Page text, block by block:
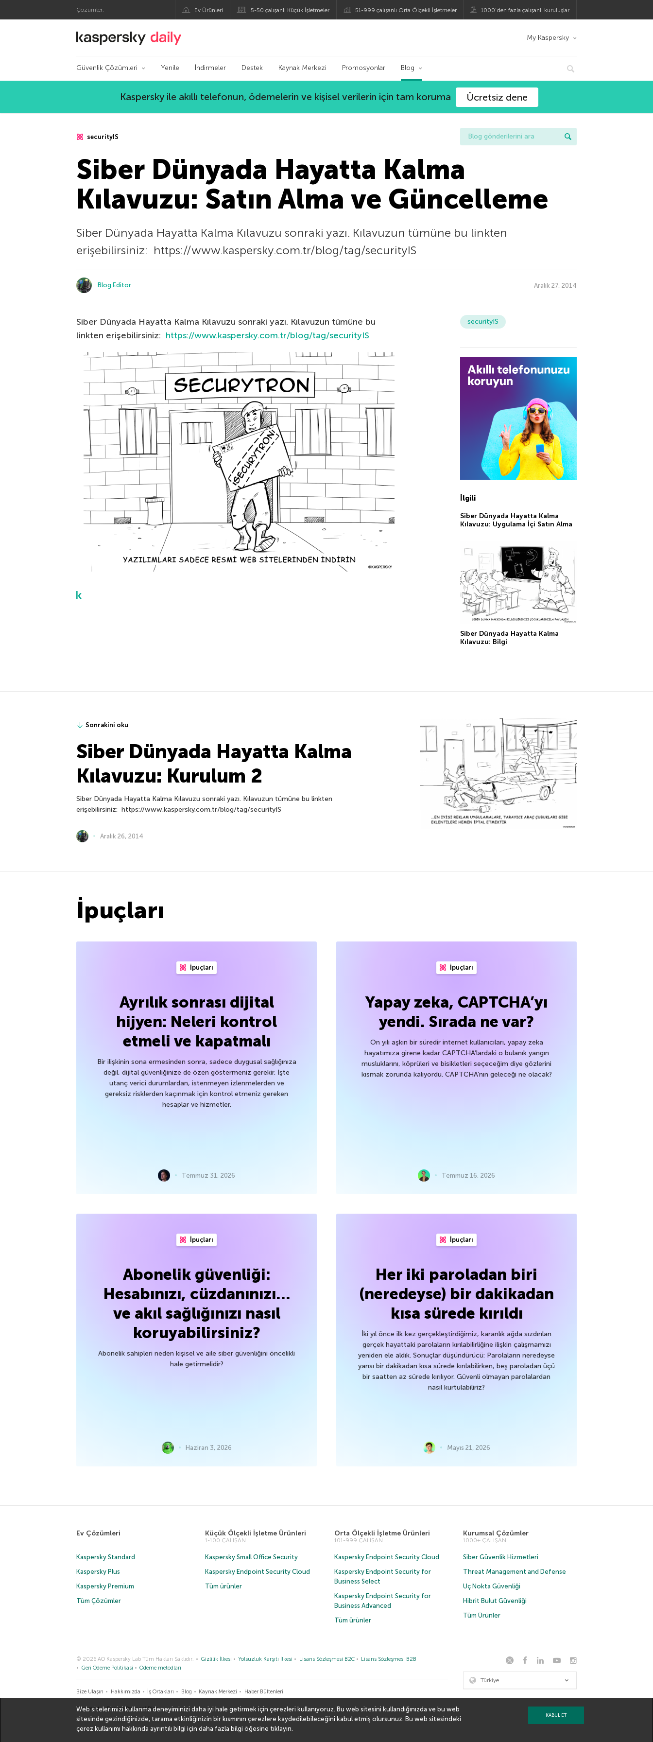
Çözümler: Ev Ürünleri 5-50 çalışanlı Küçük İşletmeler 51-999 çalışanlı Orta Ölçekli İşletmeler 1000’den fazla çalışanlı kuruluşlar
Kaspersky Resmi Blogu My Kaspersky
Güvenlik Çözümleri Yenile İndirmeler Destek Kaynak Merkezi Promosyonlar Blog
Kaspersky ile akıllı telefonun, ödemelerin ve kişisel verilerin için tam koruma Ücretsiz dene
securityIS
Siber Dünyada Hayatta Kalma
Kılavuzu: Satın Alma ve Güncelleme
Siber Dünyada Hayatta Kalma Kılavuzu sonraki yazı. Kılavuzun tümüne bu linkten
erişebilirsiniz: https://www.kaspersky.com.tr/blog/tag/securityIS
Blog Editor Aralık 27, 2014
Siber Dünyada Hayatta Kalma Kılavuzu sonraki yazı. Kılavuzun tümüne bu
linkten erişebilirsiniz: https://www.kaspersky.com.tr/blog/tag/securityIS
securityIS
İlgili
Siber Dünyada Hayatta Kalma
Kılavuzu: Uygulama İçi Satın Alma
Siber Dünyada Hayatta Kalma
Kılavuzu: Bilgi
Sonrakini oku
Siber Dünyada Hayatta Kalma
Kılavuzu: Kurulum 2
Siber Dünyada Hayatta Kalma Kılavuzu sonraki yazı. Kılavuzun tümüne bu linkten
erişebilirsiniz: https://www.kaspersky.com.tr/blog/tag/securityIS
Aralık 26, 2014
İpuçları
İpuçları
Ayrılık sonrası dijital
hijyen: Neleri kontrol
etmeli ve kapatmalı
Bir ilişkinin sona ermesinden sonra, sadece duygusal sağlığınıza
değil, dijital güvenliğinize de özen göstermeniz gerekir. İşte
utanç verici durumlardan, istenmeyen izlenmelerden ve
gereksiz risklerden kaçınmak için kontrol etmeniz gereken
hesaplar ve hizmetler.
Temmuz 31, 2026
İpuçları
Yapay zeka, CAPTCHA’yı
yendi. Sırada ne var?
On yılı aşkın bir süredir internet kullanıcıları, yapay zeka
hayatımıza girene kadar CAPTCHA’lardaki o bulanık yangın
musluklarını, köprüleri ve bisikletleri seçeceğim diye gözlerini
kısmak zorunda kalıyordu. CAPTCHA’nın geleceği ne olacak?
Temmuz 16, 2026
İpuçları
Abonelik güvenliği:
Hesabınızı, cüzdanınızı…
ve akıl sağlığınızı nasıl
koruyabilirsiniz?
Abonelik sahipleri neden kişisel ve aile siber güvenliğini öncelikli
hale getirmelidir?
Haziran 3, 2026
İpuçları
Her iki paroladan biri
(neredeyse) bir dakikadan
kısa sürede kırıldı
İki yıl önce ilk kez gerçekleştirdiğimiz, karanlık ağda sızdırılan
gerçek hayattaki parolaların kırılabilirliğine ilişkin çalışmamızı
yeniden ele aldık. Sonuçlar düşündürücü: Parolaların neredeyse
yarısı bir dakikadan kısa sürede kırılabilirken, beş paroladan üçü
bir saatten az sürede kırılıyor. Güvenli olmayan parolalardan
nasıl kurtulabiliriz?
Mayıs 21, 2026
Ev Çözümleri
Kaspersky Standard
Kaspersky Plus
Kaspersky Premium
Tüm Çözümler
Küçük Ölçekli İşletme Ürünleri
1-100 ÇALIŞAN
Kaspersky Small Office Security
Kaspersky Endpoint Security Cloud
Tüm ürünler
Orta Ölçekli İşletme Ürünleri
101-999 ÇALIŞAN
Kaspersky Endpoint Security Cloud
Kaspersky Endpoint Security for
Business Select
Kaspersky Endpoint Security for
Business Advanced
Tüm ürünler
Kurumsal Çözümler
1000+ ÇALIŞAN
Siber Güvenlik Hizmetleri
Threat Management and Defense
Uç Nokta Güvenliği
Hibrit Bulut Güvenliği
Tüm Ürünler
© 2026 AO Kaspersky Lab Tüm Hakları Saklıdır. Gizlilik İlkesi Yolsuzluk Karşıtı İlkesi Lisans Sözleşmesi B2C
Lisans Sözleşmesi B2B
Geri Ödeme Politikasi
Ödeme metodları
Bize Ulaşın Hakkımızda İş Ortakları Blog Kaynak Merkezi Haber Bültenleri
Securelist Eugene Personal Blog
Türkiye
Web sitelerimizi kullanma deneyiminizi daha iyi hale getirmek için çerezleri kullanıyoruz. Bu web sitesini kullandığınızda ve bu web
sitesinde gezindiğinizde, tarama etkinliğinizin bir kısmının çerezlere kaydedilebileceğini kabul etmiş olursunuz. Bu web sitesindeki
çerez kullanımı hakkında ayrıntılı bilgi için daha fazla bilgi öğesine tıklayın.
KABUL ET